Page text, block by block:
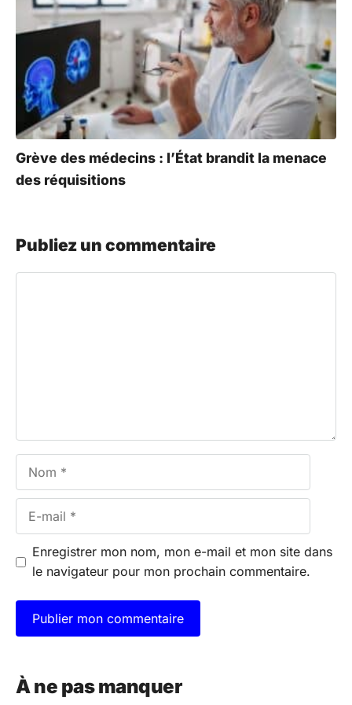
Grève des médecins : l’État brandit la menace
des réquisitions
Publiez un commentaire
Enregistrer mon nom, mon e-mail et mon site dans
le navigateur pour mon prochain commentaire.
t
À ne pas manquer